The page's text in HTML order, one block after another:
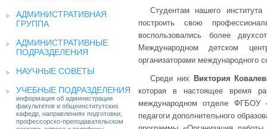
АДМИНИСТРАТИВНАЯ
ГРУППА
АДМИНИСТРАТИВНЫЕ
ПОДРАЗДЕЛЕНИЯ
НАУЧНЫЕ СОВЕТЫ
УЧЕБНЫЕ ПОДРАЗДЕЛЕНИЯ
информация об администрации
факультетов и общеинститутских
кафедр, направлениях подготовки,
профессорско-преподавательском
Студентам нашего
построить свою
воспользовались более
Международном детском
организаторами международного
Среди них
Виктория
которая в настоящее время
международном отделе
педагоги дополнительного